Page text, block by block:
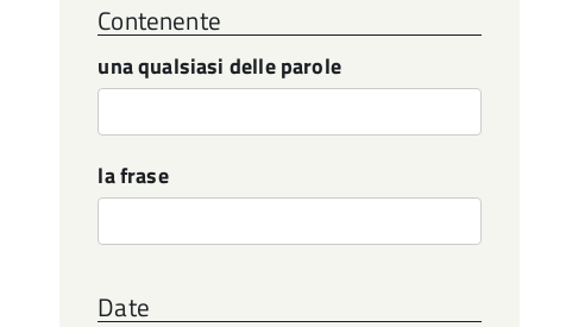
Contenente
una qualsiasi delle parole
la frase
Date